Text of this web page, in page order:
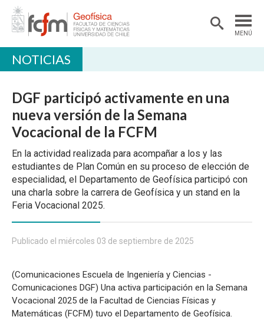
MENÚ
DOCENCIA
INVESTIGACIÓN
EXTENSIÓN
BIBLIOTECA
LABORATORIOS
Ciencias Atmosféricas
Geofísica Aplicada
NOTICIAS
DGF participó activamente en una
nueva versión de la Semana
Vocacional de la FCFM
En la actividad realizada para acompañar a los y las
estudiantes de Plan Común en su proceso de elección de
especialidad, el Departamento de Geofísica participó con
una charla sobre la carrera de Geofísica y un stand en la
Feria Vocacional 2025.
Publicado el miércoles 03 de septiembre de 2025
(Comunicaciones Escuela de Ingeniería y Ciencias -
Comunicaciones DGF) Una activa participación en la Semana
Vocacional 2025 de la Facultad de Ciencias Físicas y
Matemáticas (FCFM) tuvo el Departamento de Geofísica.